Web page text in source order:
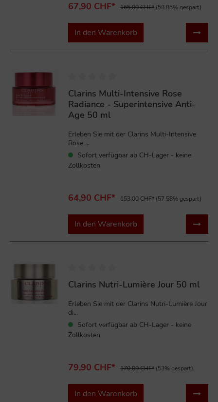
67,90 CHF* 165,00 CHF* (58.85% gespart)
In den Warenkorb
Clarins Multi-Intensive Rose
Radiance - Superintensive Anti-
Age 50 ml
Erleben Sie mit der Clarins Multi-Intensive
Rose ...
Sofort verfügbar ab CH-Lager - keine
Zollkosten
64,90 CHF* 153,00 CHF* (57.58% gespart)
In den Warenkorb
Clarins Nutri-Lumière Jour 50 ml
Erleben Sie mit der Clarins Nutri-Lumière Jour
di...
Sofort verfügbar ab CH-Lager - keine
Zollkosten
79,90 CHF* 170,00 CHF* (53% gespart)
In den Warenkorb